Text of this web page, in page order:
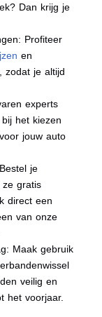
Dan krijg je
Profiteer
en
zodat je altijd
experts
het kiezen
jouw auto
je
ze gratis
direct een
van onze
Maak gebruik
veilig en
het voorjaar.